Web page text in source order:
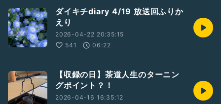
ダイキチdiary 4/19 放送回ふりか
えり
2026-04-22 20:35:15
541
06:22
【収録の日】茶道人生のターニン
グポイント？！
2026-04-16 16:35:12